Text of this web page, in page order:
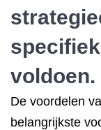
voldoen.
De voordelen
belangrijkste